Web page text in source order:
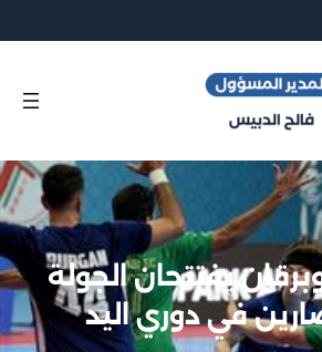
يفتتحان الجولة